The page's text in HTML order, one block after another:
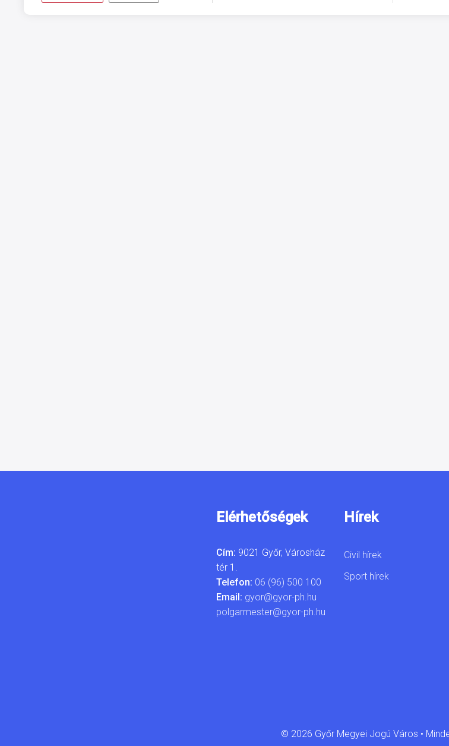
Elérhetőségek
Cím: 9021 Győr, Városház
tér 1.
Telefon: 06 (96) 500 100
Email: gyor@gyor-ph.hu
polgarmester@gyor-ph.hu
Hírek
Civil hírek
Sport hírek
© 2026 Győr Megyei Jogú Város •